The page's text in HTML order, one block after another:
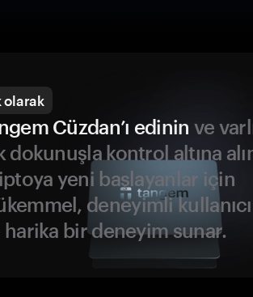
olarak
Cüzdan’ı edinin ve
dokunuşla kontrol altına
yeni başlayanlar için
deneyimli
harika bir deneyim sunar.